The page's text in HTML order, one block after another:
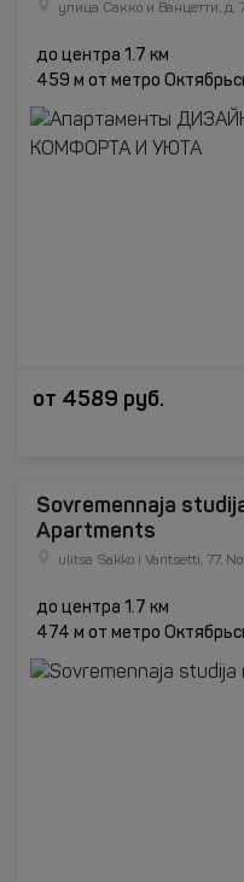
улица Сакко и Ванцетти, д.
до центра 1.7 км
459 м от метро
от 4589 руб.
Sovremennaja
Apartments
ulitsa Sakko i Vantsetti, 77,
до центра 1.7 км
474 м от метро